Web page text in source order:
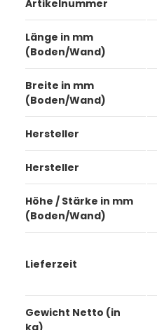
Artikelnummer
Länge in mm
(Boden/Wand)
Breite in mm
(Boden/Wand)
Hersteller
Hersteller
Höhe / Stärke in mm
(Boden/Wand)
Lieferzeit
Gewicht Netto (in
kg)